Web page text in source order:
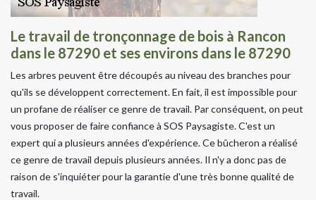
Le travail de tronçonnage de bois à Rancon
dans le 87290 et ses environs dans le 87290
Les arbres peuvent être découpés au niveau des branches pour
qu'ils se développent correctement. En fait, il est impossible pour
un profane de réaliser ce genre de travail. Par conséquent, on peut
vous proposer de faire confiance à SOS Paysagiste. C'est un
expert qui a plusieurs années d'expérience. Ce bûcheron a réalisé
ce genre de travail depuis plusieurs années. Il n'y a donc pas de
raison de s'inquiéter pour la garantie d'une très bonne qualité de
travail.